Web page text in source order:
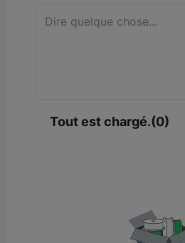
Tout est chargé.(0)